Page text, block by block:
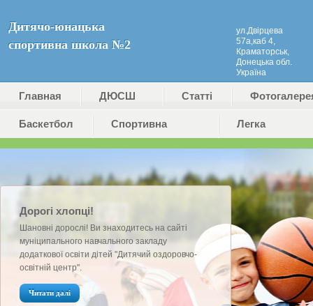
Дитячо-юнацька
спортивна школа №2
ул.Двірцева
57а,каб 4,
Краматорськ,
Донецька обл.
Україна
Главная ДЮСШ
№2
(ДЮКФП
№2)
Статті
Баскетбол Cпортивна
гімнастика
Легка
атлетика
Дорогі хлопці!
Шановні дорослі! Ви знаходитесь на сайті
муніципального навчального закладу
додаткової освіти дітей "Дитячий оздоровчо-
освітній центр".
Читати далі